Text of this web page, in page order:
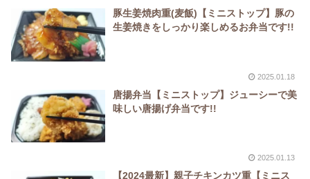
豚生姜焼肉重(麦飯)【ミニストップ】豚の
生姜焼きをしっかり楽しめるお弁当です!!
2025.01.18
唐揚弁当【ミニストップ】ジューシーで美
味しい唐揚げ弁当です!!
2025.01.13
【2024最新】親子チキンカツ重【ミニス